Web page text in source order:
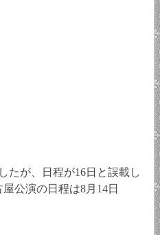
たが、日程が16日と誤載し
公演の日程は8月14日